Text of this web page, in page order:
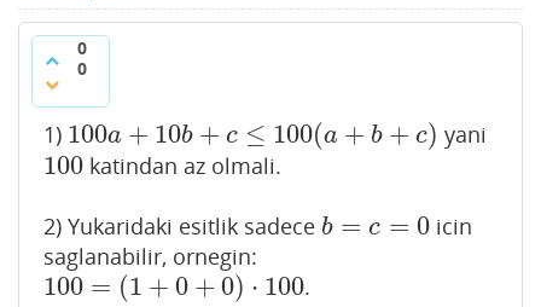
0
0
1) 100a + 10b + c ≤ 100(a + b + c)
100a+ 10 b+c≤ 100( a+ b+c) yani
100
100 katindan az olmali.
2) Yukaridaki esitlik sadece b = c = 0
b =c=0
icin
saglanabilir, ornegin:
100 = (1 + 0 + 0) ⋅ 100
100= (1 +0+ 0)⋅ 100 .